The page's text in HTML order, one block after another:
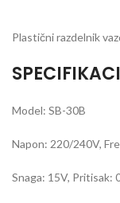
Plastični razdelnik
Model: SB-30B
Napon: 220/240V,
Snaga: 15V, Pritisak: